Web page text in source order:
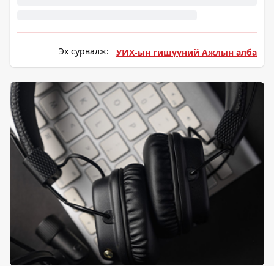
Эх сурвалж: УИХ-ын гишүүний Ажлын алба